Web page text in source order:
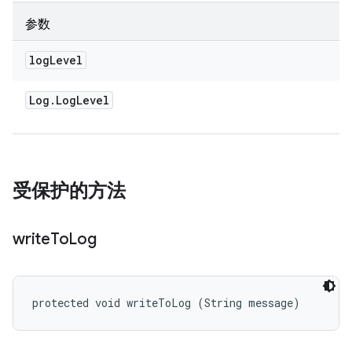
参数
logLevel
Log . LogLevel
受保护的方法
writeToLog
protected void writeToLog (String message)